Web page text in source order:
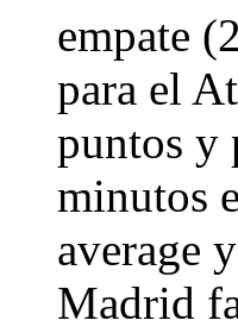
empate
para el
puntos y
minutos
average
Madrid